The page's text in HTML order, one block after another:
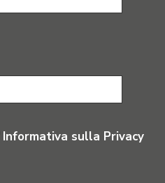
Informativa sulla Privacy